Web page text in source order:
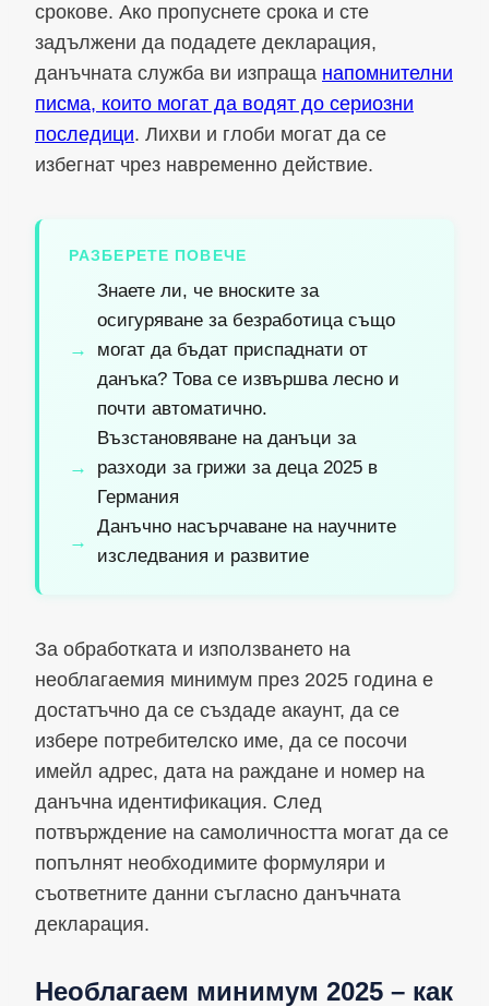
срокове. Ако пропуснете срока и сте
задължени да подадете декларация,
данъчната служба ви изпраща напомнителни
писма, които могат да водят до сериозни
последици. Лихви и глоби могат да се
избегнат чрез навременно действие.
РАЗБЕРЕТЕ ПОВЕЧЕ
Знаете ли, че вноските за
осигуряване за безработица също
могат да бъдат приспаднати от
данъка? Това се извършва лесно и
почти автоматично.
Възстановяване на данъци за
разходи за грижи за деца 2025 в
Германия
Данъчно насърчаване на научните
изследвания и развитие
За обработката и използването на
необлагаемия минимум през 2025 година е
достатъчно да се създаде акаунт, да се
избере потребителско име, да се посочи
имейл адрес, дата на раждане и номер на
данъчна идентификация. След
потвърждение на самоличността могат да се
попълнят необходимите формуляри и
съответните данни съгласно данъчната
декларация.
Необлагаем минимум 2025 – как